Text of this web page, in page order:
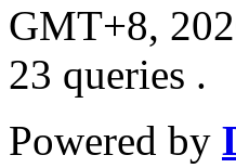
GMT+8,
23 queries .
Powered by